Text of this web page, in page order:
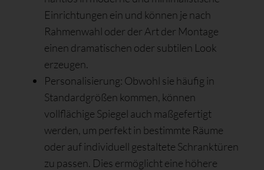
Einrichtungen ein und können je nach
Rahmenwahl oder der Art der Montage
einen dramatischen oder subtilen Look
erzeugen.
Personalisierung: Obwohl sie häufig in
Standardgrößen kommen, können
vollflächige Spiegel auch maßgefertigt
werden, um perfekt in bestimmte Räume
oder auf individuell gestaltete Schranktüren
zu passen. Dies ermöglicht eine höhere